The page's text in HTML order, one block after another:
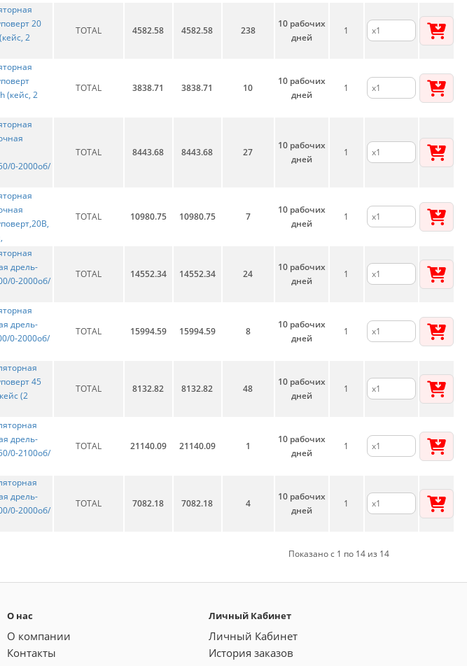
20
2
TOTAL 4582.58 4582.58 238
10 рабочих
дней
1
(кейс, 2
TOTAL 3838.71 3838.71 10
10 рабочих
дней
1
0-2000об/
TOTAL 8443.68 8443.68 27
10 рабочих
дней
1
TOTAL 10980.75 10980.75 7
10 рабочих
дней
1
дрель-
0-2000об/
TOTAL 14552.34 14552.34 24
10 рабочих
дней
1
дрель-
0-2000об/
TOTAL 15994.59 15994.59 8
10 рабочих
дней
1
45
(2
TOTAL 8132.82 8132.82 48
10 рабочих
дней
1
дрель-
0-2100об/
TOTAL 21140.09 21140.09 1
10 рабочих
дней
1
дрель-
0-2000об/
TOTAL 7082.18 7082.18 4
10 рабочих
дней
1
Показано с 1 по 14 из 14
О нас
О компании
Контакты
Личный Кабинет
Личный Кабинет
История заказов